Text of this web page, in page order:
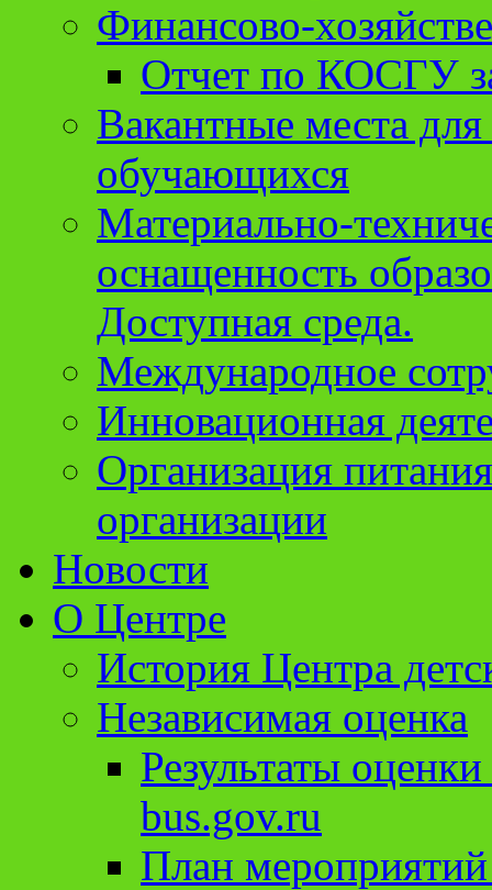
Финансово-
Отчет по КОСГУ
Вакантные места
обучающихся
Материально-
оснащенность
Доступная среда.
Международное
Инновационная
Организация
организации
Новости
О Центре
История Центра
Независимая оценка
Результаты
bus.gov.ru
План